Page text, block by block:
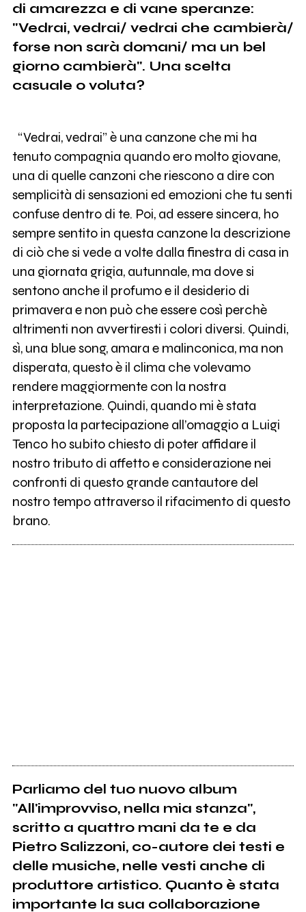
di amarezza e di vane speranze:
"Vedrai, vedrai/ vedrai che cambierà/
forse non sarà domani/ ma un bel
giorno cambierà". Una scelta
casuale o voluta?
“Vedrai, vedrai” è una canzone che mi ha
tenuto compagnia quando ero molto giovane,
una di quelle canzoni che riescono a dire con
semplicità di sensazioni ed emozioni che tu senti
confuse dentro di te. Poi, ad essere sincera, ho
sempre sentito in questa canzone la descrizione
di ciò che si vede a volte dalla finestra di casa in
una giornata grigia, autunnale, ma dove si
sentono anche il profumo e il desiderio di
primavera e non può che essere così perchè
altrimenti non avvertiresti i colori diversi. Quindi,
sì, una blue song, amara e malinconica, ma non
disperata, questo è il clima che volevamo
rendere maggiormente con la nostra
interpretazione. Quindi, quando mi è stata
proposta la partecipazione all’omaggio a Luigi
Tenco ho subito chiesto di poter affidare il
nostro tributo di affetto e considerazione nei
confronti di questo grande cantautore del
nostro tempo attraverso il rifacimento di questo
brano.
Parliamo del tuo nuovo album
"All'improvviso, nella mia stanza",
scritto a quattro mani da te e da
Pietro Salizzoni, co-autore dei testi e
delle musiche, nelle vesti anche di
produttore artistico. Quanto è stata
importante la sua collaborazione